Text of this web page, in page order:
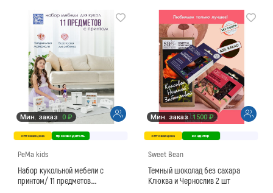
Мин. заказ 0 ₽
оптовая цена производитель
PeMa kids
Набор кукольной мебели с
принтом/ 11 предметов
Мин. заказ 1500 ₽
оптовая цена кондитер
Sweet Bean
Темный шоколад без сахара
Клюква и Чернослив 2 шт